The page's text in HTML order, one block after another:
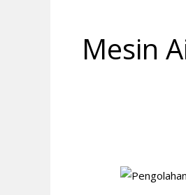
Mesin
Pengolahan